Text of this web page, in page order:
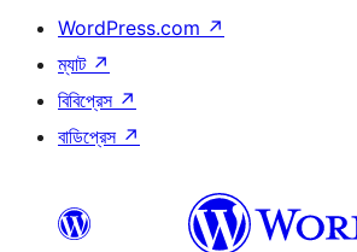
WordPress.com ↗
ম্যাট ↗
বিবিপ্রেস ↗
বাডিপ্রেস ↗